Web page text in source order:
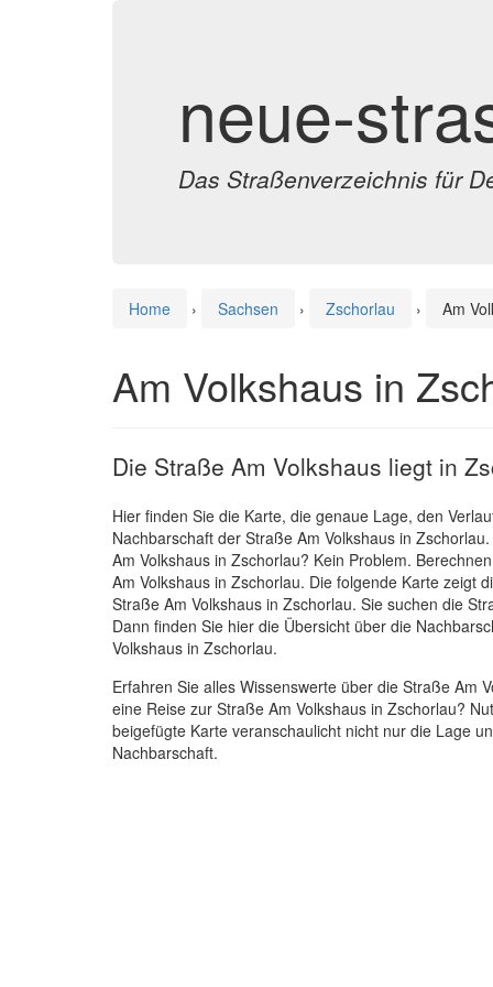
neue-
Das Straßenverzeichnis für
Home › Sachsen › Zschorlau › Am
Am Volkshaus in
Die Straße Am Volkshaus liegt in
Hier finden Sie die Karte, die genaue Lage, den
Nachbarschaft der Straße Am Volkshaus in
Am Volkshaus in Zschorlau? Kein Problem.
Am Volkshaus in Zschorlau. Die folgende Karte zeigt
Straße Am Volkshaus in Zschorlau. Sie suchen die
Dann finden Sie hier die Übersicht über die
Volkshaus in Zschorlau.
Erfahren Sie alles Wissenswerte über die Straße Am
eine Reise zur Straße Am Volkshaus in Zschorlau?
beigefügte Karte veranschaulicht nicht nur die Lage
Nachbarschaft.